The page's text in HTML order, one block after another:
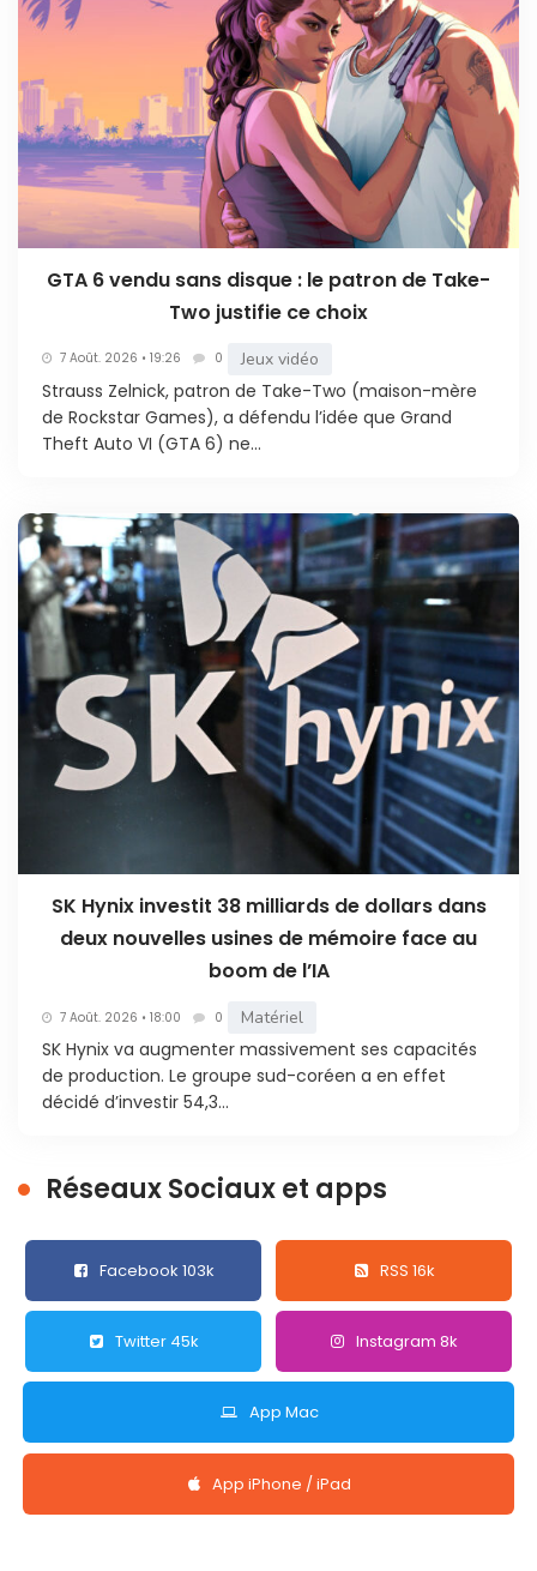
GTA 6 vendu sans disque : le patron de Take-
Two justifie ce choix
7 Août. 2026 • 19:26 0 Jeux vidéo
Strauss Zelnick, patron de Take-Two (maison-mère
de Rockstar Games), a défendu l’idée que Grand
Theft Auto VI (GTA 6) ne...
SK Hynix investit 38 milliards de dollars dans
deux nouvelles usines de mémoire face au
boom de l’IA
7 Août. 2026 • 18:00 0 Matériel
SK Hynix va augmenter massivement ses capacités
de production. Le groupe sud-coréen a en effet
décidé d’investir 54,3...
Réseaux Sociaux et apps
Facebook 103k RSS 16k
Twitter 45k Instagram 8k
App Mac
App iPhone / iPad